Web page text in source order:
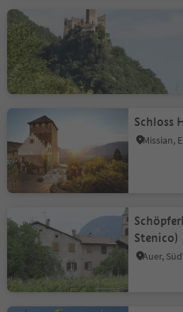
Burg
Schloss
Stenico)
Auer,